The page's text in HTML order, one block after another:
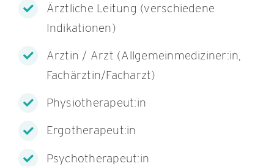
Ärztliche Leitung (verschiedene
Indikationen)
Ärztin / Arzt (Allgemeinmediziner:in,
Fachärztin/Facharzt)
Physiotherapeut:in
Ergotherapeut:in
Psychotherapeut:in